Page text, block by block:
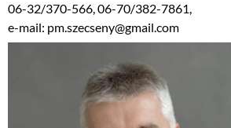
06-32/370-566, 06-70/382-7861,
e-mail: pm.szecseny@gmail.com